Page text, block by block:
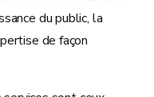
du public, la
de façon